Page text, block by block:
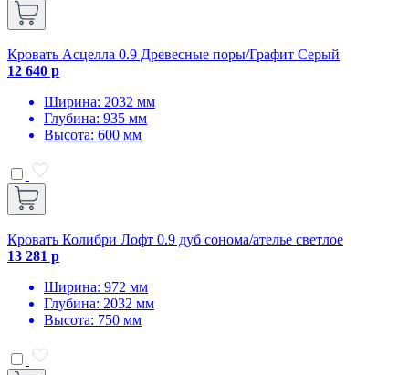
Кровать Асцелла 0.9 Древесные поры/Графит Серый
12 640 р
Ширина: 2032 мм
Глубина: 935 мм
Высота: 600 мм
Кровать Колибри Лофт 0.9 дуб сонома/ателье светлое
13 281 р
Ширина: 972 мм
Глубина: 2032 мм
Высота: 750 мм